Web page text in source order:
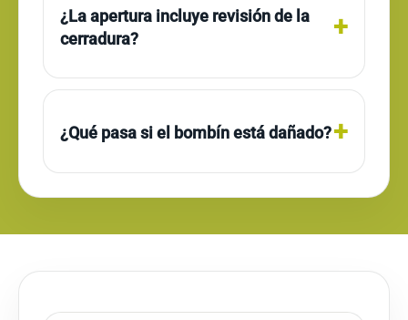
¿La apertura incluye revisión de la
cerradura?
¿Qué pasa si el bombín está dañado?